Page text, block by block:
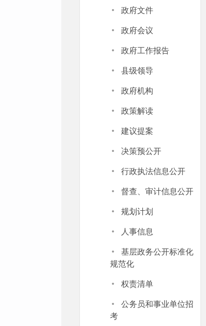
· 政府文件
· 政府会议
· 政府工作报告
· 县级领导
· 政府机构
· 政策解读
· 建议提案
· 决策预公开
· 行政执法信息公开
· 督查、审计信息公开
· 规划计划
· 人事信息
·
基层政务公开标准化
规范化
· 权责清单
·
公务员和事业单位招
考